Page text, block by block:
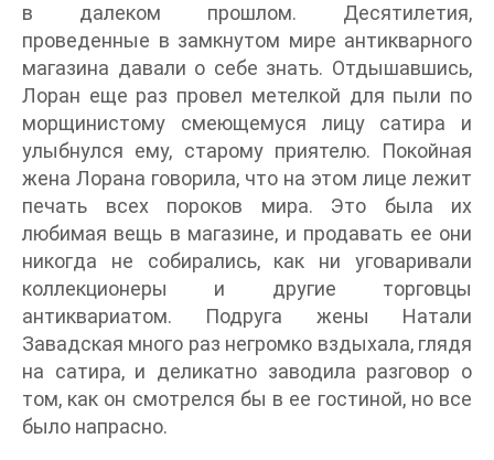
в далеком прошлом. Десятилетия,
проведенные в замкнутом мире антикварного
магазина давали о себе знать. Отдышавшись,
Лоран еще раз провел метелкой для пыли по
морщинистому смеющемуся лицу сатира и
улыбнулся ему, старому приятелю. Покойная
жена Лорана говорила, что на этом лице лежит
печать всех пороков мира. Это была их
любимая вещь в магазине, и продавать ее они
никогда не собирались, как ни уговаривали
коллекционеры и другие торговцы
антиквариатом. Подруга жены Натали
Завадская много раз негромко вздыхала, глядя
на сатира, и деликатно заводила разговор о
том, как он смотрелся бы в ее гостиной, но все
было напрасно.